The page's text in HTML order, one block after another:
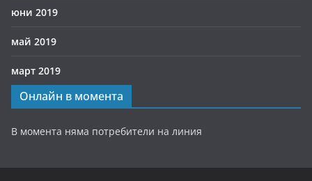
юни 2019
май 2019
март 2019
Онлайн в момента
В момента няма потребители на линия